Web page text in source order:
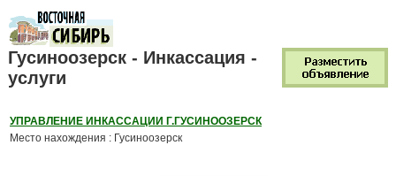
Гусиноозерск - Инкассация -
услуги
УПРАВЛЕНИЕ ИНКАССАЦИИ Г.ГУСИНООЗЕРСК
Место нахождения : Гусиноозерск